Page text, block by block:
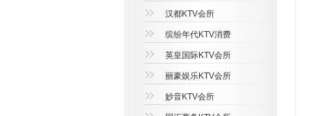
汉都KTV会所
缤纷年代KTV消费
英皇国际KTV会所
丽豪娱乐KTV会所
妙音KTV会所